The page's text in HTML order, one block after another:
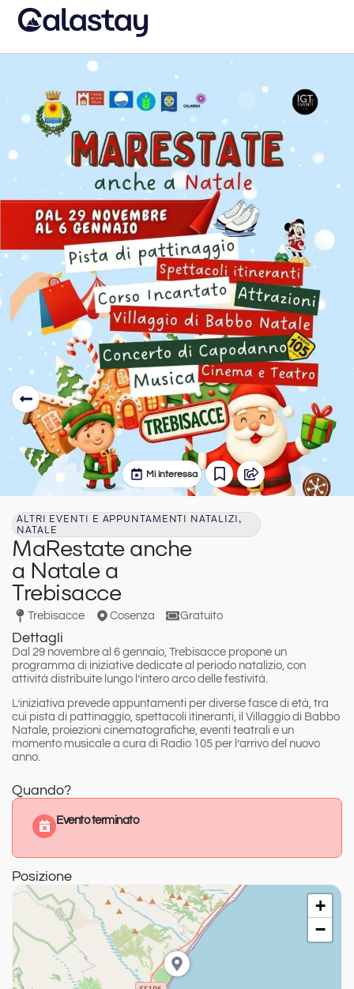
Mi interessa
ALTRI EVENTI E APPUNTAMENTI NATALIZI,
NATALE
MaRestate anche
a Natale a
Trebisacce
Trebisacce Cosenza Gratuito
Dettagli
Dal 29 novembre al 6 gennaio, Trebisacce propone un
programma di iniziative dedicate al periodo natalizio, con
attività distribuite lungo l’intero arco delle festività.
L’iniziativa prevede appuntamenti per diverse fasce di età, tra
cui pista di pattinaggio, spettacoli itineranti, il Villaggio di Babbo
Natale, proiezioni cinematografiche, eventi teatrali e un
momento musicale a cura di Radio 105 per l’arrivo del nuovo
anno.
Quando?
Evento terminato
Posizione
+
−